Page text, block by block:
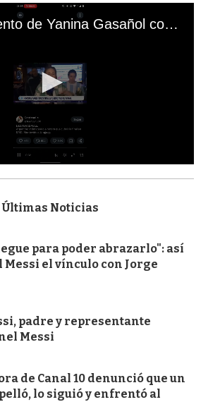
El mal momento de Yanina Gasañol con un hincha argentino en "Subrayado"
Últimas Noticias
para poder abrazarlo": así
el vínculo con Jorge
padre y representante
Messi
de Canal 10 denunció que un
lo siguió y enfrentó al